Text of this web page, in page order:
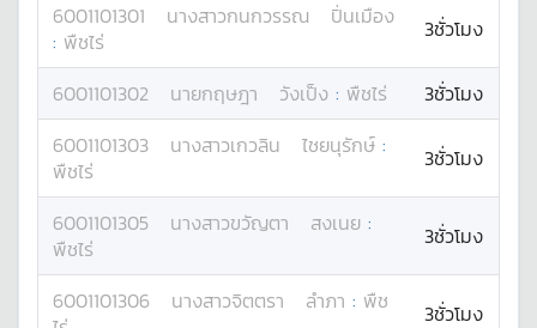
6001101301 นางสาวกนกวรรณ
ปิ่นเมือง
: พืชไร่ 3ชั่วโมง
6001101302 นายกฤษฎา วังเป็ง : พืชไร่
3ชั่วโมง
6001101303
นางสาวเกวลิน ไชยนุรักษ์ :
พืชไร่
3ชั่วโมง
6001101305 นางสาวขวัญตา สงเนย :
พืชไร่
3ชั่วโมง
6001101306 นางสาวจิตตรา ลำภา : พืช
3ชั่วโมง